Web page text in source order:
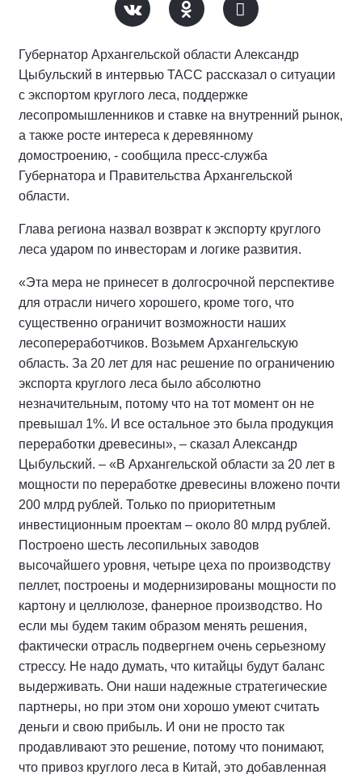
Губернатор Архангельской области Александр
Цыбульский в интервью ТАСС рассказал о ситуации
с экспортом круглого леса, поддержке
лесопромышленников и ставке на внутренний рынок,
а также росте интереса к деревянному
домостроению, - сообщила пресс-служба
Губернатора и Правительства Архангельской
области.
Глава региона назвал возврат к экспорту круглого
леса ударом по инвесторам и логике развития.
«Эта мера не принесет в долгосрочной перспективе
для отрасли ничего хорошего, кроме того, что
существенно ограничит возможности наших
лесопереработчиков. Возьмем Архангельскую
область. За 20 лет для нас решение по ограничению
экспорта круглого леса было абсолютно
незначительным, потому что на тот момент он не
превышал 1%. И все остальное это была продукция
переработки древесины», – сказал Александр
Цыбульский. – «В Архангельской области за 20 лет в
мощности по переработке древесины вложено почти
200 млрд рублей. Только по приоритетным
инвестиционным проектам – около 80 млрд рублей.
Построено шесть лесопильных заводов
высочайшего уровня, четыре цеха по производству
пеллет, построены и модернизированы мощности по
картону и целлюлозе, фанерное производство. Но
если мы будем таким образом менять решения,
фактически отрасль подвергнем очень серьезному
стрессу. Не надо думать, что китайцы будут баланс
выдерживать. Они наши надежные стратегические
партнеры, но при этом они хорошо умеют считать
деньги и свою прибыль. И они не просто так
продавливают это решение, потому что понимают,
что привоз круглого леса в Китай, это добавленная